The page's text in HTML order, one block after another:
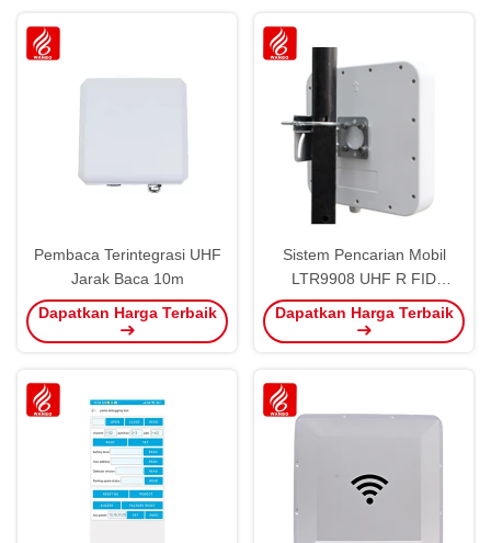
Pembaca Terintegrasi UHF
Jarak Baca 10m
Dapatkan Harga Terbaik
Sistem Pencarian Mobil
LTR9908 UHF R FID
Pembacaan dan Penulisan
Peralatan
Dapatkan Harga Terbaik